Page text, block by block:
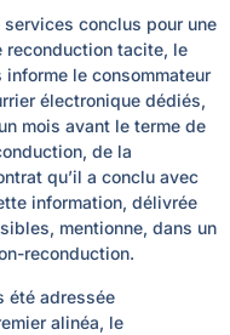
conclus pour une
reconduction tacite, le
informe le consommateur
électronique dédiés,
mois avant le terme de
de la
qu’il a conclu avec
information, délivrée
mentionne, dans un
reconduction.
été adressée
alinéa, le